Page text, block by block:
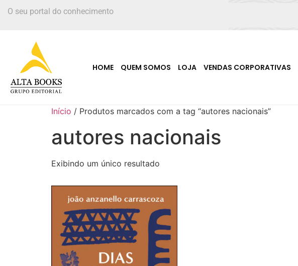
O seu portal do conhecimento
HOME QUEM SOMOS LOJA VENDAS CORPORATIVAS
Início / Produtos marcados com a tag “autores nacionais”
autores nacionais
Exibindo um único resultado